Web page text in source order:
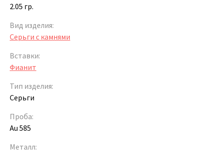
2.05 гр.
Вид изделия:
Серьги с камнями
Вставки:
Фианит
Тип изделия:
Серьги
Проба:
Au 585
Металл: